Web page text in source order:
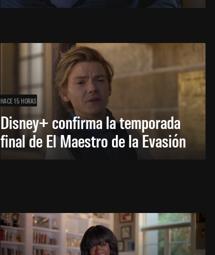
HACE 15 HORAS
Disney+ confirma la temporada
final de El Maestro de la Evasión